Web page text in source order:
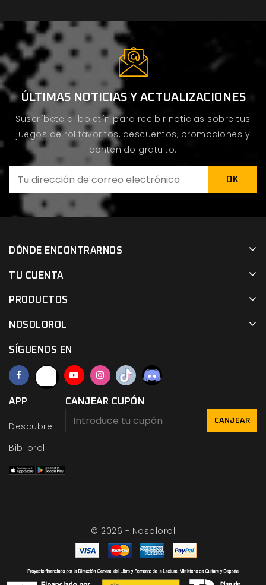
ÚLTIMAS NOTICIAS Y ACTUALIZACIONES
Suscríbete al boletín para recibir noticias sobre tus
juegos de rol favoritos, descuentos, promociones y
contenido gratuito.
DÓNDE ENCONTRARNOS
TU CUENTA
PRODUCTOS
NOSOLOROL
SÍGUENOS EN
APP
Descubre
Bibliorol
CANJEAR CUPÓN
CANJEAR
© 2026 - Nosolorol